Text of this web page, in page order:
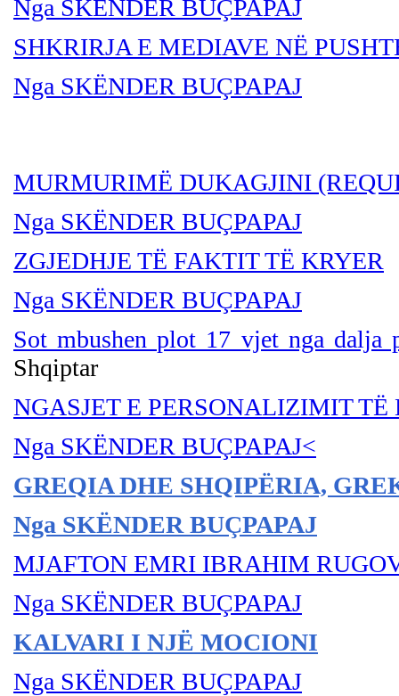
Nga SKËNDER BUÇPAPAJ
SHKRIRJA E MEDIAVE NË
Nga SKËNDER BUÇPAPAJ
MURMURIMË DUKAGJINI
Nga SKËNDER BUÇPAPAJ
ZGJEDHJE TË FAKTIT TË KRYER
Nga SKËNDER BUÇPAPAJ
Sot mbushen plot 17 vjet nga dalja
Shqiptar
NGASJET E PERSONALIZIMIT TË
Nga SKËNDER BUÇPAPAJ<
GREQIA DHE SHQIPËRIA,
Nga SKËNDER BUÇPAPAJ
MJAFTON EMRI IBRAHIM
Nga SKËNDER BUÇPAPAJ
KALVARI I NJË MOCIONI
Nga SKËNDER BUÇPAPAJ